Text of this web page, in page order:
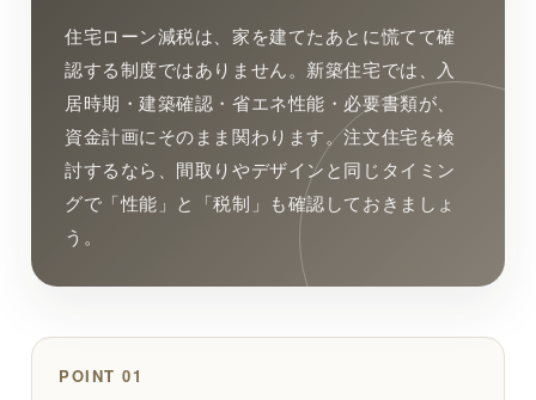
住宅ローン減税は、家を建てたあとに慌てて確
認する制度ではありません。新築住宅では、入
居時期・建築確認・省エネ性能・必要書類が、
資金計画にそのまま関わります。注文住宅を検
討するなら、間取りやデザインと同じタイミン
グで「性能」と「税制」も確認しておきましょ
う。
POINT 01